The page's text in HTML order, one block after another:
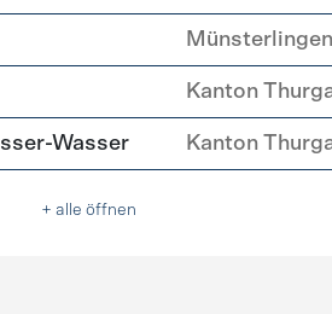
Münsterlingen
Kanton
Wasser Kanton
+ alle öffnen